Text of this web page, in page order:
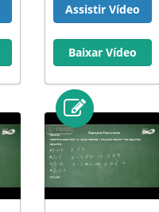
Assistir Vídeo
Baixar Vídeo